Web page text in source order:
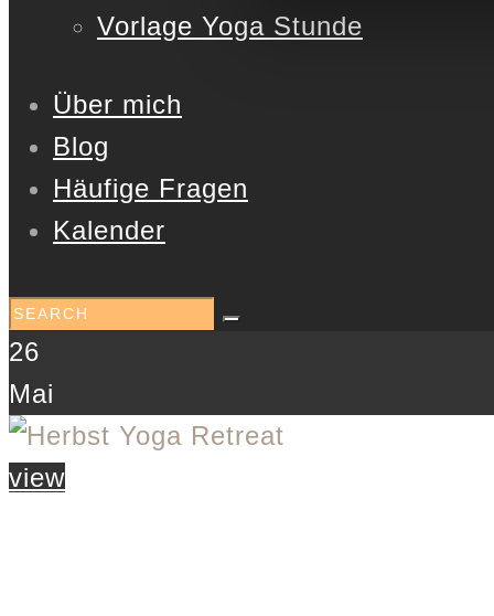
Vorlage Yoga Stunde
Über mich
Blog
Häufige Fragen
Kalender
26
Mai
view